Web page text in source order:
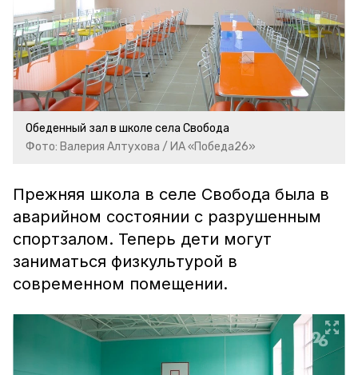
Обеденный зал в школе села Свобода
Фото: Валерия Алтухова / ИА «Победа26»
Прежняя школа в селе Свобода была в
аварийном состоянии с разрушенным
спортзалом. Теперь дети могут
заниматься физкультурой в
современном помещении.